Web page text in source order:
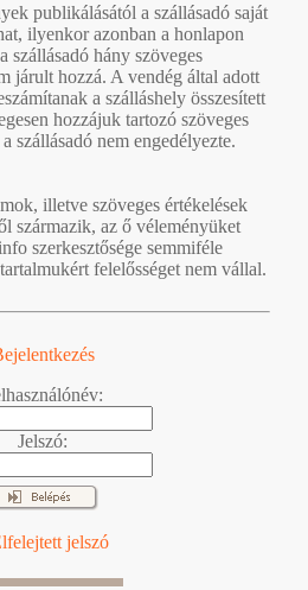
publikálásától a szállásadó saját
ilyenkor azonban a honlapon
szállásadó hány szöveges
járult hozzá. A vendég által adott
a szálláshely összesített
hozzájuk tartozó szöveges
szállásadó nem engedélyezte.
illetve szöveges értékelések
származik, az ő véleményüket
szerkesztősége semmiféle
felelősséget nem vállal.
Jelszó:
jelszó